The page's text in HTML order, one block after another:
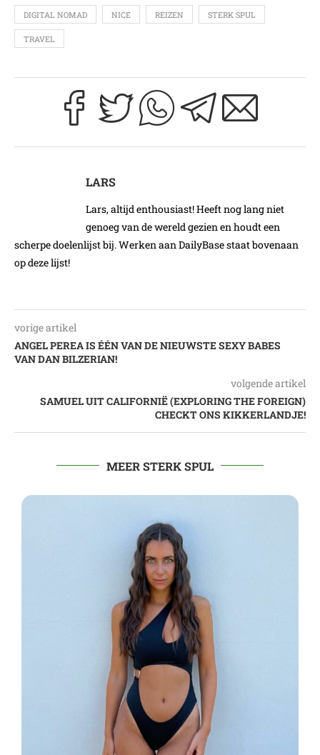
DIGITAL NOMAD NICE REIZEN STERK SPUL
TRAVEL
LARS
Lars, altijd enthousiast! Heeft nog lang niet
genoeg van de wereld gezien en houdt een
scherpe doelenlijst bij. Werken aan DailyBase staat bovenaan
op deze lijst!
vorige artikel
ANGEL PEREA IS ÉÉN VAN DE NIEUWSTE SEXY BABES
VAN DAN BILZERIAN!
volgende artikel
SAMUEL UIT CALIFORNIË (EXPLORING THE FOREIGN)
CHECKT ONS KIKKERLANDJE!
MEER STERK SPUL